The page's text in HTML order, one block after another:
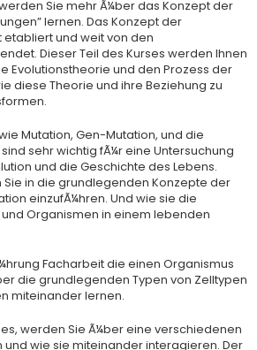
Sie mehr Ã¼ber das Konzept der
lernen. Das Konzept der
etabliert und weit von den
Dieser Teil des Kurses werden Ihnen
Evolutionstheorie und den Prozess der
diese Theorie und ihre Beziehung zu
Mutation, Gen-Mutation, und die
sehr wichtig fÃ¼r eine Untersuchung
und die Geschichte des Lebens.
Sie in die grundlegenden Konzepte der
einzufÃ¼hren. Und wie sie die
Organismen in einem lebenden
Facharbeit die einen Organismus
die grundlegenden Typen von Zelltypen
miteinander lernen.
werden Sie Ã¼ber eine verschiedenen
und wie sie miteinander interagieren. Der